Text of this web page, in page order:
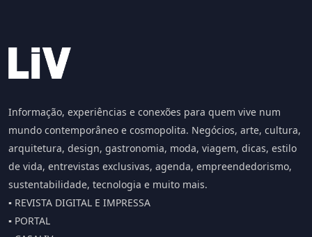
Informação, experiências e conexões para quem vive num
mundo contemporâneo e cosmopolita. Negócios, arte, cultura,
arquitetura, design, gastronomia, moda, viagem, dicas, estilo
de vida, entrevistas exclusivas, agenda, empreendedorismo,
sustentabilidade, tecnologia e muito mais.
▪️ REVISTA DIGITAL E IMPRESSA
▪️ PORTAL